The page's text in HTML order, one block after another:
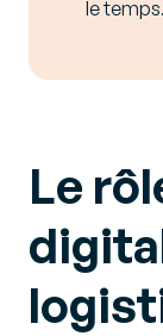
le temps.
Le